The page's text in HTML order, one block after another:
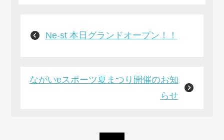
Ne-st 本日グランドオープン！！
ながいeスポーツ夏まつり開催のお知
らせ